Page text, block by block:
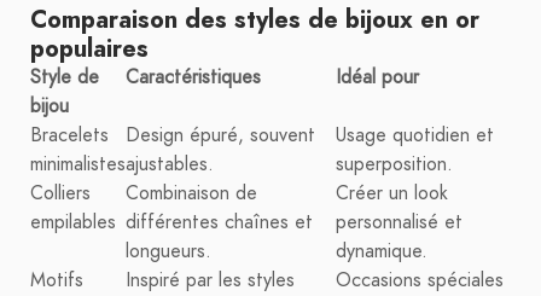
Comparaison des styles de bijoux en or
populaires
Style de
bijou
Caractéristiques Idéal pour
Bracelets
minimalistes
Design épuré, souvent
ajustables.
Usage quotidien et
superposition.
Colliers
empilables
Combinaison de
différentes chaînes et
longueurs.
Créer un look
personnalisé et
dynamique.
Motifs
Inspiré par les styles
Occasions spéciales